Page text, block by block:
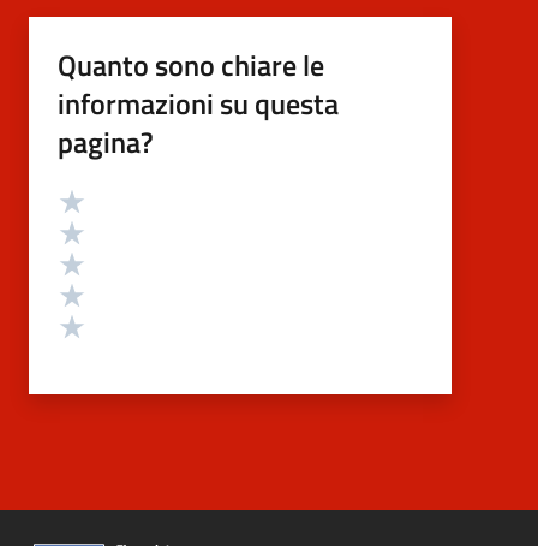
Quanto sono chiare le
informazioni su questa
pagina?
Valutazione